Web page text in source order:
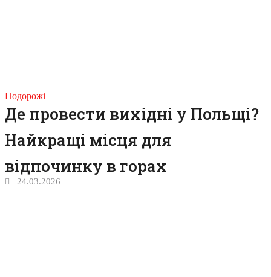
Подорожі
Де провести вихідні у Польщі?
Найкращі місця для
відпочинку в горах
24.03.2026